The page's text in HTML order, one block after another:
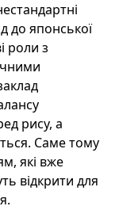
до японської
роли з
рису, а
Саме тому
які вже
відкрити для